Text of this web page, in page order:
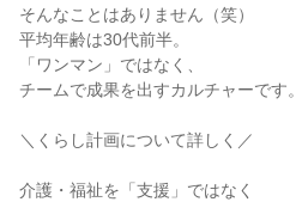
そんなことはありません（笑）
平均年齢は30代前半。
「ワンマン」ではなく、
チームで成果を出すカルチャーです。
＼くらし計画について詳しく／
介護・福祉を「支援」ではなく